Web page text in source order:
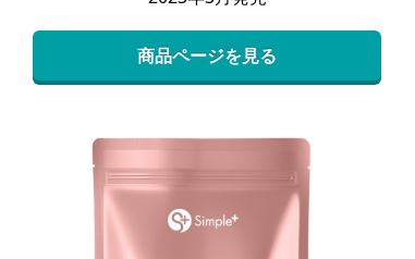
商品ページを見る